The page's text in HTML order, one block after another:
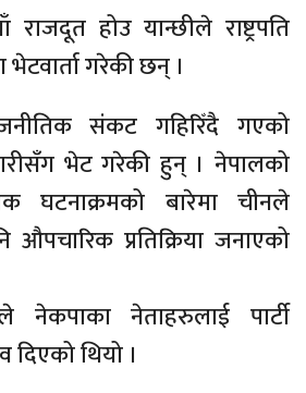
राजदूत होउ यान्छीले राष्ट्रपति
भेटवार्ता गरेकी छन् ।
संकट गहिरिँदै गएको
भेट गरेकी हुन् । नेपालको
घटनाक्रमको बारेमा चीनले
प्रतिक्रिया जनाएको
नेताहरुलाई पार्टी
थियो ।